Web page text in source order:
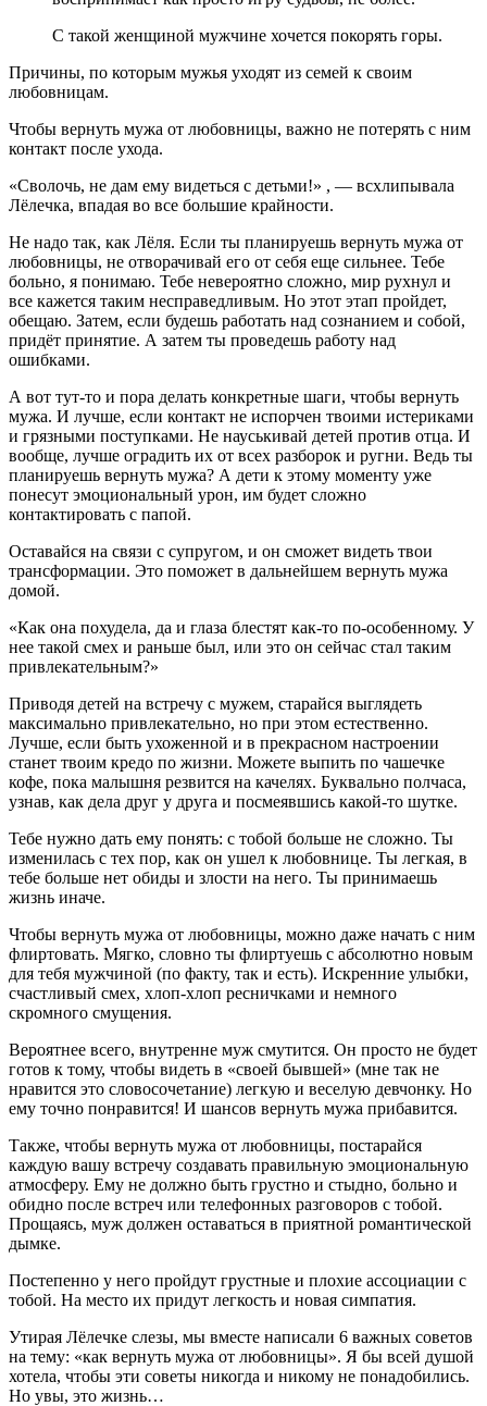
С такой женщиной мужчине хочется покорять горы.
Причины, по которым мужья уходят из семей к своим
любовницам.
Чтобы вернуть мужа от любовницы, важно не потерять с ним
контакт после ухода.
«Сволочь, не дам ему видеться с детьми!» , — всхлипывала
Лёлечка, впадая во все большие крайности.
Не надо так, как Лёля. Если ты планируешь вернуть мужа от
любовницы, не отворачивай его от себя еще сильнее. Тебе
больно, я понимаю. Тебе невероятно сложно, мир рухнул и
все кажется таким несправедливым. Но этот этап пройдет,
обещаю. Затем, если будешь работать над сознанием и собой,
придёт принятие. А затем ты проведешь работу над
ошибками.
А вот тут-то и пора делать конкретные шаги, чтобы вернуть
мужа. И лучше, если контакт не испорчен твоими истериками
и грязными поступками. Не науськивай детей против отца. И
вообще, лучше оградить их от всех разборок и ругни. Ведь ты
планируешь вернуть мужа? А дети к этому моменту уже
понесут эмоциональный урон, им будет сложно
контактировать с папой.
Оставайся на связи с супругом, и он сможет видеть твои
трансформации. Это поможет в дальнейшем вернуть мужа
домой.
«Как она похудела, да и глаза блестят как-то по-особенному. У
нее такой смех и раньше был, или это он сейчас стал таким
привлекательным?»
Приводя детей на встречу с мужем, старайся выглядеть
максимально привлекательно, но при этом естественно.
Лучше, если быть ухоженной и в прекрасном настроении
станет твоим кредо по жизни. Можете выпить по чашечке
кофе, пока малышня резвится на качелях. Буквально полчаса,
узнав, как дела друг у друга и посмеявшись какой-то шутке.
Тебе нужно дать ему понять: с тобой больше не сложно. Ты
изменилась с тех пор, как он ушел к любовнице. Ты легкая, в
тебе больше нет обиды и злости на него. Ты принимаешь
жизнь иначе.
Чтобы вернуть мужа от любовницы, можно даже начать с ним
флиртовать. Мягко, словно ты флиртуешь с абсолютно новым
для тебя мужчиной (по факту, так и есть). Искренние улыбки,
счастливый смех, хлоп-хлоп ресничками и немного
скромного смущения.
Вероятнее всего, внутренне муж смутится. Он просто не будет
готов к тому, чтобы видеть в «своей бывшей» (мне так не
нравится это словосочетание) легкую и веселую девчонку. Но
ему точно понравится! И шансов вернуть мужа прибавится.
Также, чтобы вернуть мужа от любовницы, постарайся
каждую вашу встречу создавать правильную эмоциональную
атмосферу. Ему не должно быть грустно и стыдно, больно и
обидно после встреч или телефонных разговоров с тобой.
Прощаясь, муж должен оставаться в приятной романтической
дымке.
Постепенно у него пройдут грустные и плохие ассоциации с
тобой. На место их придут легкость и новая симпатия.
Утирая Лёлечке слезы, мы вместе написали 6 важных советов
на тему: «как вернуть мужа от любовницы». Я бы всей душой
хотела, чтобы эти советы никогда и никому не понадобились.
Но увы, это жизнь…